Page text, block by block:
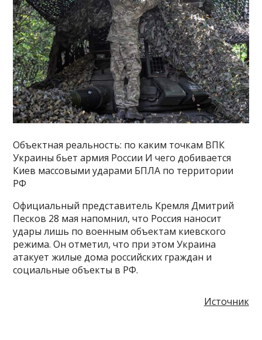
Объектная реальность: по каким точкам ВПК
Украины бьет армия России И чего добивается
Киев массовыми ударами БПЛА по территории
РФ
Официальный представитель Кремля Дмитрий
Песков 28 мая напомнил, что Россия наносит
удары лишь по военным объектам киевского
режима. Он отметил, что при этом Украина
атакует жилые дома российских граждан и
социальные объекты в РФ.
Источник